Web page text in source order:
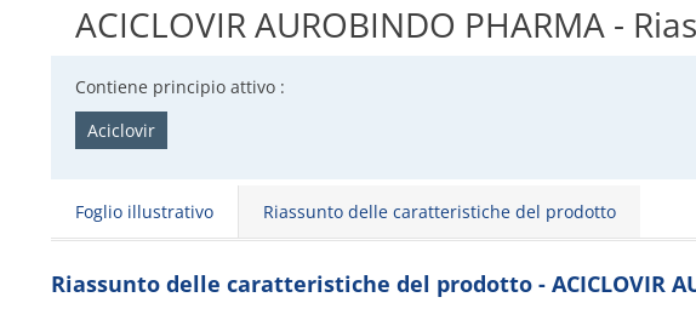
ACICLOVIR AUROBINDO PHARMA -
Contiene principio attivo :
Aciclovir
Foglio illustrativo Riassunto delle caratteristiche del prodotto
Riassunto delle caratteristiche del prodotto - ACICLOVIR